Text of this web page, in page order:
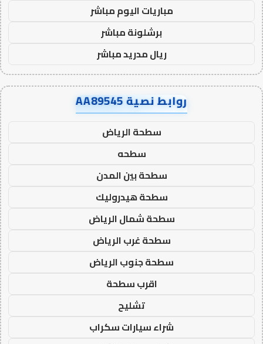
مباريات اليوم مباشر
برشلونة مباشر
ريال مدريد مباشر
روابط نصية AA89545
سطحة الرياض
سطحه
سطحة بين المدن
سطحة هيدروليك
سطحة شمال الرياض
سطحة غرب الرياض
سطحة جنوب الرياض
اقرب سطحة
تشليح
شراء سيارات سكراب